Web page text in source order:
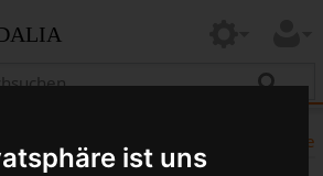
ist uns
Hilfe